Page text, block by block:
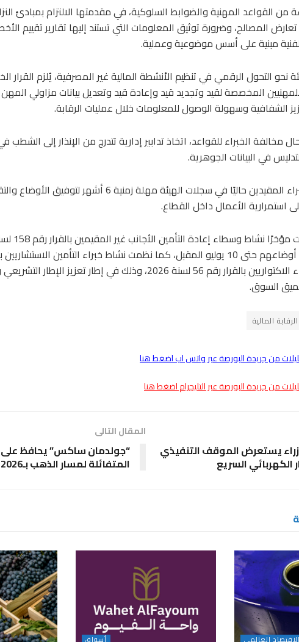
القواعد المهنية والضوابط السلوكية، في مقدمتها الالتزام بمبادئ
المصالح، وضرورة توثيق المعلومات التي تستند إليها تقارير تقييم
مبنية على أسس موضوعية وعملية.
نحو التحول الرقمي في تنظيم الأنشطة المالية غير المصرفية، يُلزم القرار
للمهنيين المخصصة لقيد وتجديد قيد وإعادة قيد وتعديل بيانات مزاولي المهن
الشفافية وسهولة الوصول للمعلومات خلال عمليات الرقابة.
حال مخالفة الخبراء للقواعد، اتخاذ تدابير إدارية تتدرج من الإنذار إلى
في البيانات الجوهرية.
كما يمنح القرار الخبراء المقيدين حاليًا في سجلات الهيئة مهلة
استمرارية الأعمال داخل القطاع.
2026، ونشاط الخبراء الاكتواريين بالقرار رقم 56 لسنة 2026، وذلك في إطار
السوق.
الرقابة المالية
من جريدة البورصة عبر واتس اب اضغط هنا
من جريدة البورصة عبر التليجرام اضغط هنا
يستعرض الموقف التنفيذي
الكهربائي السريع
المقال التالى
“جولدمان ساكس” يحافظ على
المتفائلة لمسار الذهب بـ2026
الاقتصاد العالمى أسواق